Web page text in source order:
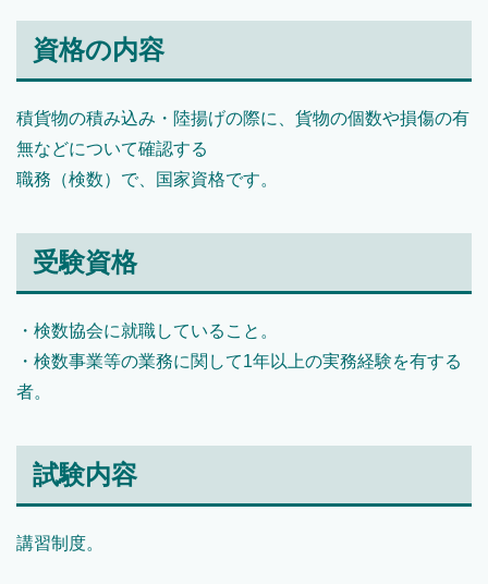
資格の内容
積貨物の積み込み・陸揚げの際に、貨物の個数や損傷の有
無などについて確認する
職務（検数）で、国家資格です。
受験資格
・検数協会に就職していること。
・検数事業等の業務に関して1年以上の実務経験を有する
者。
試験内容
講習制度。